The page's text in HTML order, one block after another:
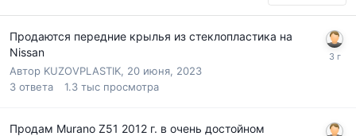
Продаются передние крылья из стеклопластика на
Nissan
Автор KUZOVPLASTIK, 20 июня, 2023
3 ответа 1.3 тыс просмотра
Продам Murano Z51 2012 г. в очень достойном